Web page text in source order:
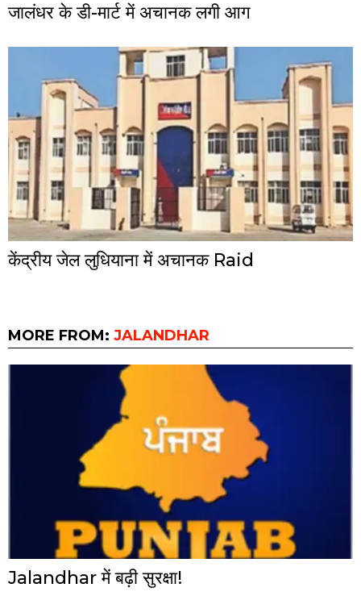
जालंधर के डी-मार्ट में अचानक लगी आग
केंद्रीय जेल लुधियाना में अचानक Raid
MORE FROM: JALANDHAR
Jalandhar में बढ़ी सुरक्षा!